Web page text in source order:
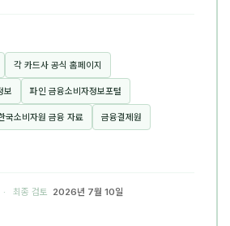
각 카드사 공식 홈페이지
보 파인 금융소비자정보포털
국소비자원 금융 자료 금융결제원
· 최종 검토 2026년 7월 10일